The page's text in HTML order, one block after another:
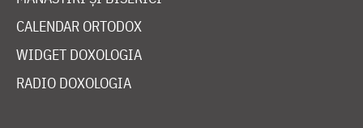
CALENDAR ORTODOX
WIDGET DOXOLOGIA
RADIO DOXOLOGIA